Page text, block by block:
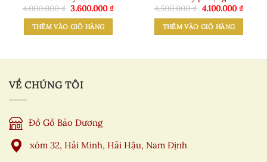
4.000.000₫ Giá
gốc
là:
4.000.000 ₫.
3.600.000₫Giá
3.600.000 ₫.
THÊM VÀO GIỎ HÀNG
4.500.000₫ Giá
gốc
là:
4.500.000 ₫.
4.100.000₫Giá
THÊM VÀO GIỎ HÀNG
VỀ CHÚNG TÔI
Đồ Gỗ Bảo Dương
xóm 32, Hải Minh, Hải Hậu, Nam Định